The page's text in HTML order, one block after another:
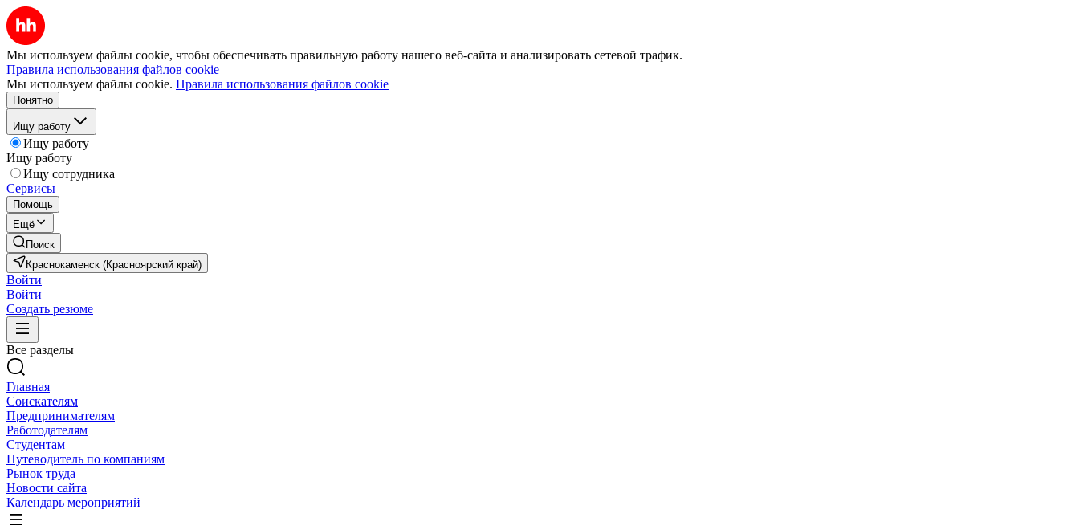
Мы используем файлы cookie, чтобы обеспечивать правильную работу нашего веб-сайта и анализировать сетевой трафик.
Правила использования файлов cookie
Мы используем файлы cookie. Правила использования файлов cookie
Понятно
Ищу работу
Ищу работу
Ищу работу
Ищу сотрудника
Сервисы
Помощь
Ещё
Поиск
Краснокаменск (Красноярский край)
Войти
Войти
Создать резюме
Все разделы
Главная
Соискателям
Предпринимателям
Работодателям
Студентам
Путеводитель по компаниям
Рынок труда
Новости сайта
Календарь мероприятий